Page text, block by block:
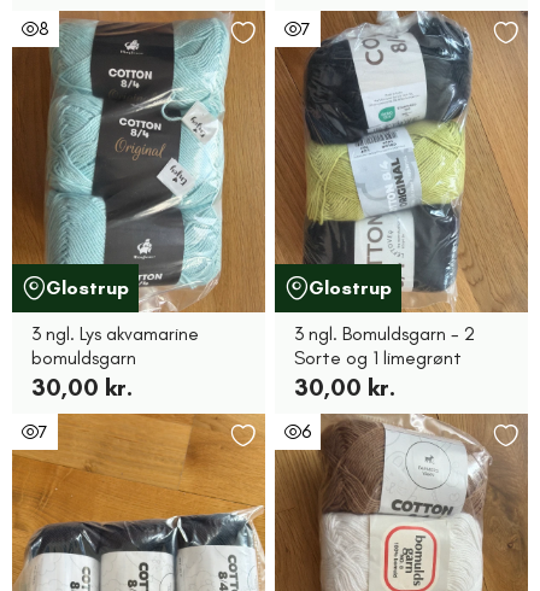
8
Glostrup
3 ngl. Lys akvamarine
bomuldsgarn
30,00 kr.
7
Glostrup
3 ngl. Bomuldsgarn - 2
Sorte og 1 limegrønt
30,00 kr.
7 6